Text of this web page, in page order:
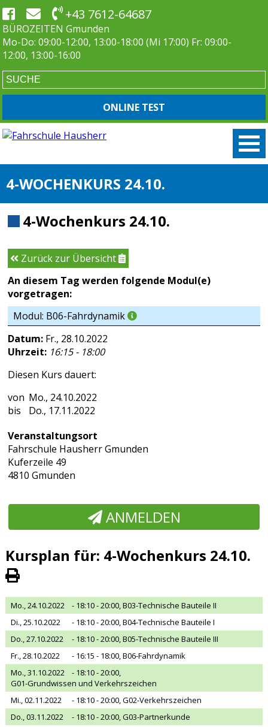
+43 7612-64687
BÜROZEITEN Gmunden
Mo-Do: 09:00-12:00, 13:00-18:00 (Mi 17:00) Fr: 09:00-
12:00, 13:00-16:00
ONLINE TEST
4-WOCHENKURS 24.10.
4-Wochenkurs 24.10.
Zurück zur Übersicht
An diesem Tag werden folgende Modul(e)
vorgetragen:
Modul: B06-Fahrdynamik
Datum: Fr., 28.10.2022
Uhrzeit: 16:15 - 18:00
Diesen Kurs dauert:
Mo., 24.10.2022
Do., 17.11.2022
Veranstaltungsort
Fahrschule Hausherr Gmunden
Kuferzeile 49
4810 Gmunden
ANMELDEN
Kursplan für: 4-Wochenkurs 24.10.
Mo., 24.10.2022 - 18:10 - 20:00,B03-Technische Bauteile II
Di., 25.10.2022
- 18:10 - 20:00,B04-Technische Bauteile I
Do., 27.10.2022
- 18:10 - 20:00,B05-Technische Bauteile III
Fr., 28.10.2022
- 16:15 - 18:00,B06-Fahrdynamik
Mo., 31.10.2022
- 18:10 - 20:00,
G01-Grundwissen und Verkehrszeichen
Mi., 02.11.2022
- 18:10 - 20:00,G02-Verkehrszeichen
Do., 03.11.2022
- 18:10 - 20:00,G03-Partnerkunde